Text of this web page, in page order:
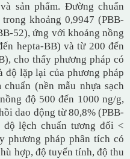
sản phẩm. Đường chuẩn
khoảng 0,9947 (PBB-
52), ứng với khoảng nồng
hepta-BB) và từ 200 đến
cho thấy phương pháp có
lặp lại của phương pháp
(nền mẫu nhựa sạch
độ 500 đến 1000 ng/g,
dao động từ 80,8% (PBB-
lệch chuẩn tương đối <
phương pháp phân tích có
hợp, độ tuyến tính, độ thu